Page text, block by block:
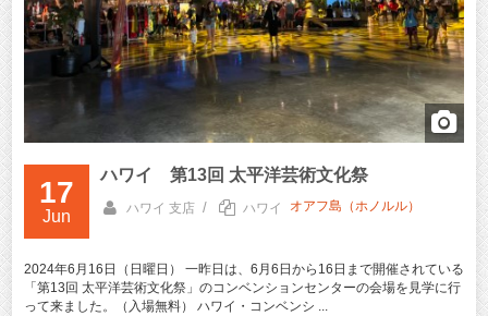
17
Jun
ハワイ 第13回 太平洋芸術文化祭
ハワイ 支店 / ハワイ オアフ島（ホノルル）
2024年6月16日（日曜日） 一昨日は、6月6日から16日まで開催されている
「第13回 太平洋芸術文化祭」のコンベンションセンターの会場を見学に行
って来ました。（入場無料） ハワイ・コンベンシ ...